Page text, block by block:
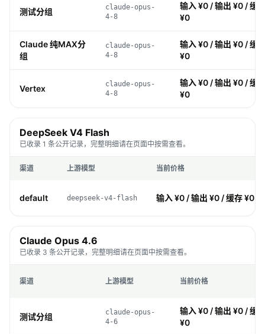
测试分组
claude-opus-
4-8
输入 ¥0 / 输出 ¥0 / 缓
¥0
Claude 纯MAX分
组
claude-opus-
4-8
输入 ¥0 / 输出 ¥0 / 缓
¥0
Vertex
claude-opus-
4-8
输入 ¥0 / 输出 ¥0 / 缓
¥0
DeepSeek V4 Flash
已收录 1 条公开记录，完整明细请在页面中按需查看。
渠道 上游模型 当前价格
default deepseek-v4-flash 输入 ¥0 / 输出 ¥0 / 缓存 ¥0 /
Claude Opus 4.6
已收录 3 条公开记录，完整明细请在页面中按需查看。
渠道 上游模型 当前价格
测试分组
claude-opus-
4-6
输入 ¥0 / 输出 ¥0 / 缓
¥0